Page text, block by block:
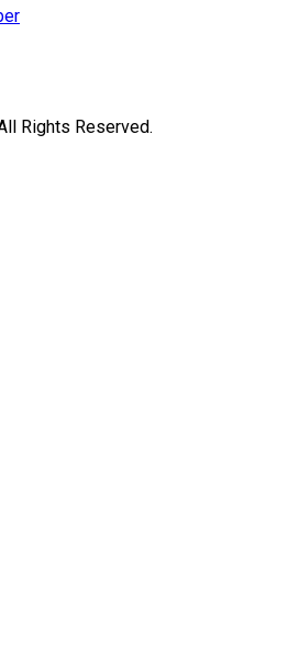
Rights Reserved.